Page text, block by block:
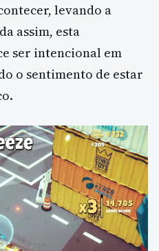
levando a
assim, esta
ser intencional em
o sentimento de estar